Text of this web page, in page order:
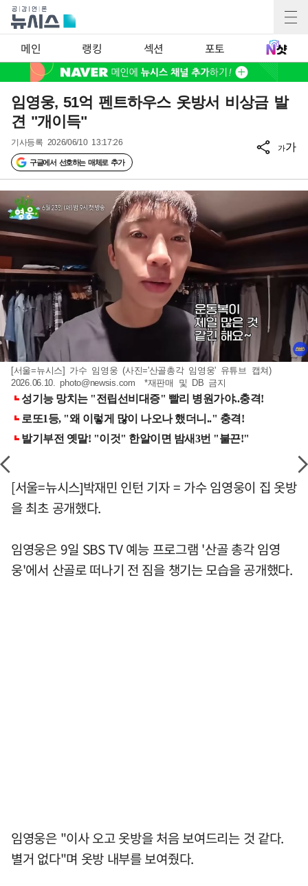
메인 랭킹 섹션 포토
임영웅, 51억 펜트하우스 옷방서 비상금 발
견 "개이득"
기사등록 2026/06/10 13:17:26
구글에서 선호하는 매체로 추가
가가
[서울=뉴시스] 가수 임영웅 (사진='산골총각 임영웅' 유튜브 캡쳐)
2026.06.10.photo@newsis.com *재판매 및 DB 금지
[서울=뉴시스]박재민 인턴 기자 = 가수 임영웅이 집 옷방
을 최초 공개했다.
임영웅은 9일 SBS TV 예능 프로그램 '산골 총각 임영
웅'에서 산골로 떠나기 전 짐을 챙기는 모습을 공개했다.
임영웅은 "이사 오고 옷방을 처음 보여드리는 것 같다.
별거 없다"며 옷방 내부를 보여줬다.